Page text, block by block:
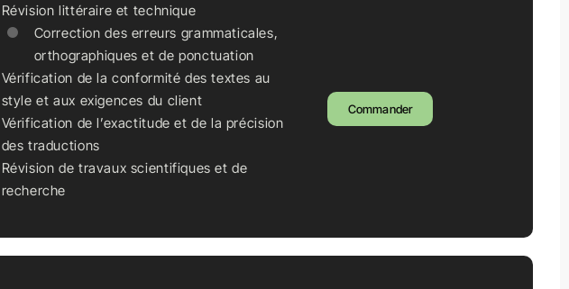
Révision littéraire et technique
Correction des erreurs grammaticales,
orthographiques et de ponctuation
Vérification de la conformité des textes au
style et aux exigences du client
Vérification de l’exactitude et de la précision
des traductions
Révision de travaux scientifiques et de
recherche
Commander